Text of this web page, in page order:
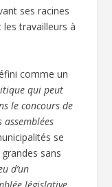
ses racines
travailleurs à
comme un
qui peut
le concours de
se
sans
d’un
législative